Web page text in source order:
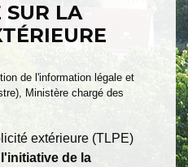
SUR LA
de l'information légale et
Ministère chargé des
extérieure (TLPE)
de la